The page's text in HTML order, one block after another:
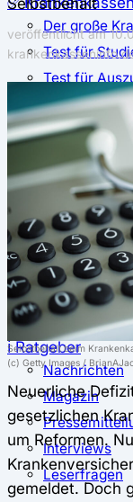
Der große
Test für
Test für
Test für
Test für
⚖️ Vergleich &
↔ Wechsel
Kündigung
ℹ Ratgeber
Nachrichten
Magazin
Interviews
Leserfragen
veröffentlicht am
Selbstbehalt beim
(c) Getty Images /
Neuerliche
gesetzlichen
um Reformen.
gemeldet. Doch